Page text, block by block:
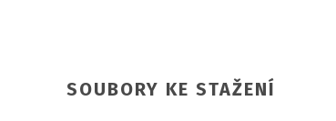
SOUBORY KE STAŽENÍ